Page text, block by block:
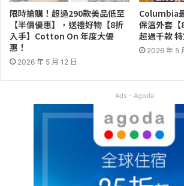
限時搶購！超過290款美品低至
【半價優惠】，送禮好物【8折
入手】Cotton On 年度大優
惠！
2026 年 5 月 12 日
Columbia
保溫外套【
超過千款 特
2026 年 5
Ads - Agoda